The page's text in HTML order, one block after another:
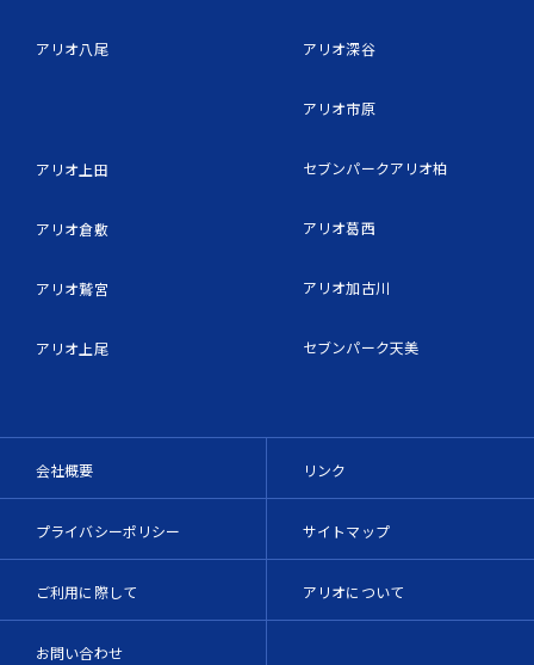
アリオ八尾
アリオ上田
アリオ倉敷
アリオ鷲宮
アリオ上尾
アリオ深谷
アリオ市原
セブンパークアリオ柏
アリオ葛西
アリオ加古川
セブンパーク天美
会社概要
プライバシーポリシー
ご利用に際して
お問い合わせ
リンク
サイトマップ
アリオについて